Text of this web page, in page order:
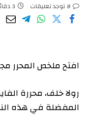
لا توجد تعليقات
3 دقائق
افتح ملخص المحرر
رولا خلف، محررة
المفضلة في هذه